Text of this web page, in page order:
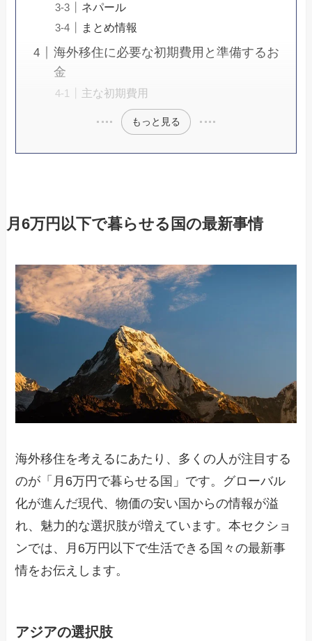
ネパール
まとめ情報
海外移住に必要な初期費用と準備するお
金
主な初期費用
もっと見る
月6万円以下で暮らせる国の最新事情
海外移住を考えるにあたり、多くの人が注目する
のが「月6万円で暮らせる国」です。グローバル
化が進んだ現代、物価の安い国からの情報が溢
れ、魅力的な選択肢が増えています。本セクショ
ンでは、月6万円以下で生活できる国々の最新事
情をお伝えします。
アジアの選択肢